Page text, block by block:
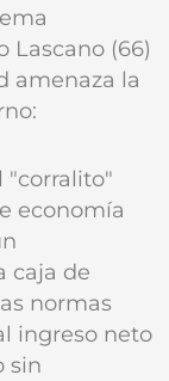
Lascano (66)
amenaza la
"corralito"
economía
caja de
normas
ingreso neto
sin